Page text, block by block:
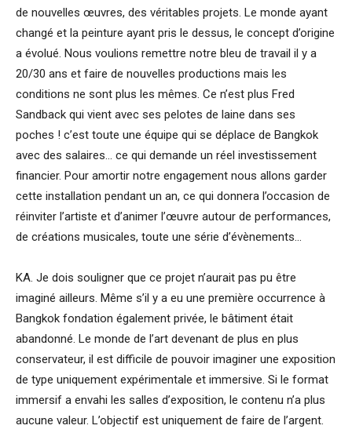
de nouvelles œuvres, des véritables projets. Le monde ayant
changé et la peinture ayant pris le dessus, le concept d’origine
a évolué. Nous voulions remettre notre bleu de travail il y a
20/30 ans et faire de nouvelles productions mais les
conditions ne sont plus les mêmes. Ce n’est plus Fred
Sandback qui vient avec ses pelotes de laine dans ses
poches ! c’est toute une équipe qui se déplace de Bangkok
avec des salaires… ce qui demande un réel investissement
financier. Pour amortir notre engagement nous allons garder
cette installation pendant un an, ce qui donnera l’occasion de
réinviter l’artiste et d’animer l’œuvre autour de performances,
de créations musicales, toute une série d’évènements…
KA. Je dois souligner que ce projet n’aurait pas pu être
imaginé ailleurs. Même s’il y a eu une première occurrence à
Bangkok fondation également privée, le bâtiment était
abandonné. Le monde de l’art devenant de plus en plus
conservateur, il est difficile de pouvoir imaginer une exposition
de type uniquement expérimentale et immersive. Si le format
immersif a envahi les salles d’exposition, le contenu n’a plus
aucune valeur. L’objectif est uniquement de faire de l’argent.